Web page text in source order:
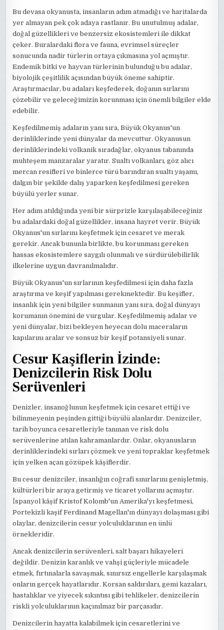
Bu devasa okyanusta, insanların adım atmadığı ve haritalarda
yer almayan pek çok adaya rastlanır. Bu unutulmuş adalar,
doğal güzellikleri ve benzersiz ekosistemleri ile dikkat
çeker. Buralardaki flora ve fauna, evrimsel süreçler
sonucunda nadir türlerin ortaya çıkmasına yol açmıştır.
Endemik bitki ve hayvan türlerinin bulunduğu bu adalar,
biyolojik çeşitlilik açısından büyük öneme sahiptir.
Araştırmacılar, bu adaları keşfederek, doğanın sırlarını
çözebilir ve geleceğimizin korunması için önemli bilgiler elde
edebilir.
Keşfedilmemiş adaların yanı sıra, Büyük Okyanus'un
derinliklerinde yeni dünyalar da mevcuttur. Okyanusun
derinliklerindeki volkanik sıradağlar, okyanus tabanında
muhteşem manzaralar yaratır. Sualtı volkanları, göz alıcı
mercan resifleri ve binlerce türü barındıran sualtı yaşamı,
dalgın bir şekilde dalış yaparken keşfedilmesi gereken
büyülü yerler sunar.
Her adım atıldığında yeni bir sürprizle karşılaşabileceğiniz
bu adalardaki doğal güzellikler, insana hayret verir. Büyük
Okyanus'un sırlarını keşfetmek için cesaret ve merak
gerekir. Ancak bununla birlikte, bu korunması gereken
hassas ekosistemlere saygılı olunmalı ve sürdürülebilirlik
ilkelerine uygun davranılmalıdır.
Büyük Okyanus'un sırlarının keşfedilmesi için daha fazla
araştırma ve keşif yapılması gerekmektedir. Bu keşifler,
insanlık için yeni bilgiler sunmanın yanı sıra, doğal dünyayı
korumanın önemini de vurgular. Keşfedilmemiş adalar ve
yeni dünyalar, bizi bekleyen heyecan dolu maceraların
kapılarını aralar ve sonsuz bir keşif potansiyeli sunar.
Cesur Kaşiflerin İzinde:
Denizcilerin Risk Dolu
Serüvenleri
Denizler, insanoğlunun keşfetmek için cesaret ettiği ve
bilinmeyenin peşinden gittiği büyülü alanlardır. Denizciler,
tarih boyunca cesaretleriyle tanınan ve risk dolu
serüvenlerine atılan kahramanlardır. Onlar, okyanusların
derinliklerindeki sırları çözmek ve yeni topraklar keşfetmek
için yelken açan gözüpek kâşiflerdir.
Bu cesur denizciler, insanlığın coğrafi sınırlarını genişletmiş,
kültürleri bir araya getirmiş ve ticaret yollarını açmıştır.
İspanyol kâşif Kristof Kolomb'un Amerika'yı keşfetmesi,
Portekizli kaşif Ferdinand Magellan'ın dünyayı dolaşması gibi
olaylar, denizcilerin cesur yolculuklarının en ünlü
örnekleridir.
Ancak denizcilerin serüvenleri, salt başarı hikayeleri
değildir. Denizin karanlık ve vahşi güçleriyle mücadele
etmek, fırtınalarla savaşmak, sınırsız engellerle karşılaşmak
onların gerçek hayatlarıdır. Korsan saldırıları, gemi kazaları,
hastalıklar ve yiyecek sıkıntısı gibi tehlikeler, denizcilerin
riskli yolculuklarının kaçınılmaz bir parçasıdır.
Denizcilerin hayatta kalabilmek için cesaretlerini ve